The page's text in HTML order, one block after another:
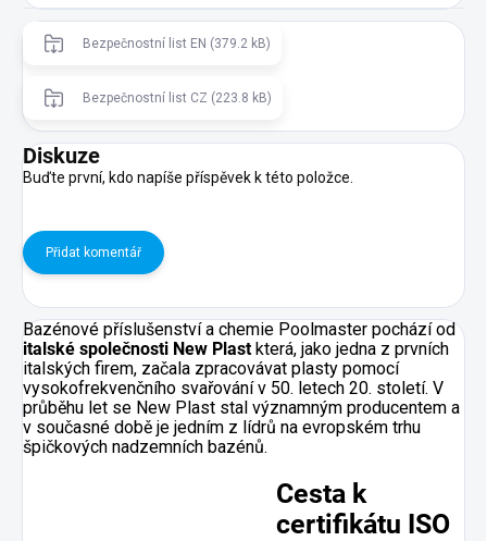
Bezpečnostní list EN (379.2 kB)
Bezpečnostní list CZ (223.8 kB)
Diskuze
Buďte první, kdo napíše příspěvek k této položce.
Přidat komentář
Bazénové příslušenství a chemie Poolmaster pochází od
italské společnosti New Plastkterá, jako jedna z prvních
italských firem, začala zpracovávat plasty pomocí
vysokofrekvenčního svařování v 50. letech 20. století. V
průběhu let se New Plast stal významným producentem a
v současné době je jedním z lídrů na evropském trhu
špičkových nadzemních bazénů.
Cesta k
certifikátu ISO